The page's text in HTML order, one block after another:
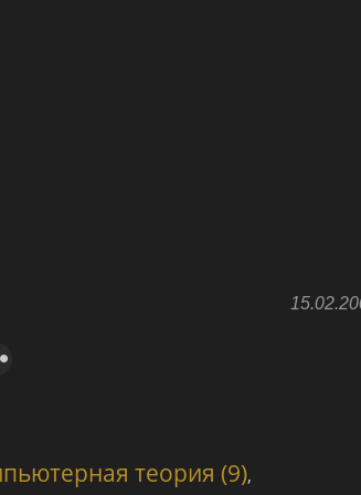
теория (9),